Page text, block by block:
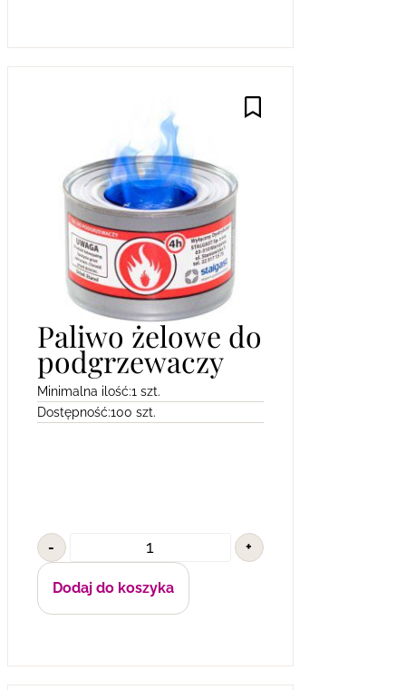
Paliwo żelowe do
podgrzewaczy
Minimalna ilość:1 szt.
Dostępność:100 szt.
- +
Dodaj do koszyka